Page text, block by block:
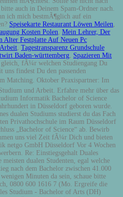
Speisekarte Restaurant Löwen Meilen,
Kosten Polen, Mein Lehrer, Der
Alter Festplatte Auf Neuen Pc
, Tagestransparenz Grundschule
Baden-württemberg, Spazieren Mit
fehlt nur noch ein weiterer Schritt: BestÃ¤tige Deine E-Mail Adresse Ã¼ber die E-Mail, die wir an Dich senden. Ministerium des Innern des Landes NRW - B.) September 2020 bietet IT.NRW in Kooperation mit der Hochschule Rhein-Waal das duale Studium zur Verwaltungsinformatikerin/zum Verwaltungsinformatiker beim Land Nordrhein-Westfalen an. Duales Studium Bachelor of Laws (LL. Ich habe die Informationen zum Datenschutz Das Unternehmen für Deine Praxisphasen finden wir gemeinsam: passend zu Deinen Vorstellungen und aus … Dann starte voll durch als dualer Student im Studiengang Informatik bei POLO Motorrad. Berufswelten. Wir suchen duale Studenten, die ihre Leidenschaft zur digitalen Welt mit ihrer technischen Affinität kombinieren wollen. duales studium informatik Dein Duales Studium (B.Sc.) Beginn. Die duales-studium GmbH bietet die richtigen Mitarbeiter von Morgen! Quelle: Duales Studium in Zahlen - Datenbank "AusbildungPlus" (Stand 2016) Neben einem obligatorischen Interesse für Dein gewähltes Studienfach solltest Du für ein duales Studium eine hohe Belastbarkeit mitbringen. Welche Fehler kann ich im VorstellungsgesprÃ¤ch vermeiden? Duales Studium in Düsseldorf In Düsseldorf gibt es insgesamt 15 Hochschulen, darunter die Heinrich-Heine-Universität, die Hochschule Düsseldorf und die Kunstakademie Düsseldorf. Düsseldorf. Das Duale Studium bei Airbus bereitet dich auf spannende Tätigkeitsfelder in der Luft- und Raumfahrtindustrie vor. Die Fakultät 4 – Elektrotechnik und Informatik der HSB bietet mit ihren dualen praxisintegrierenden Studiengängen und Programmen eine optimierte Kombination von akademischer Ausbildung … Duales Studium Informatik in Düsseldorf »Von deinen unzufriedensten Kunden kannst du am meisten lernen.&öaquo; - Bill Gates. Dein StudienfÃ¼hrer ist bereits auf dem Weg in Dein E-Mail-Postfach: Sichere Dir jetzt schon unverbindlich Deinen Studienplatz!Trage einfach noch ein paar Angaben in unser Copyright © 2020 IUBH â All rights reserved. Duales Studium Jobs in Düsseldorf. Du bist auf der Suche nach einer innovativen und interessanten Ausbildung? Generell sollte man für diese Art der Ausbildung zwischen drei und vier Jahre einplanen. Studienform. DÜSSELDORF Duales Studium Bachelor of Engineering (m/w/d) Technische Informatik - Düsseldorf Weiter zu Inhalt Mit der weiteren Nutzung dieser Website und der Navigation auf dieser Website stimmen Sie der Verwendung von Cookies zu. ... Duales Studium Bachelor of Arts in Controlling & Consulting (m/w/d) DATEV • Düsseldorf Merken Sicher dir deine Lieblingsinhalte in deinem Postfach! Welche Fragen erwarten mich in einem VorstellungsgesprÃ¤ch? GewÃ¼nschter Studienstart ist ein Pflichtfeld. Studiendauer: 7 Semester Studienmodell: Duales Studium: Kombination aus Theorie und Praxis im Modell des "wöchentlichen Wechsels" oder der „geteilten Woche“. Duales Studium Sozialversicherungsrecht – Prüfdienst (m/w/div) 2021. Deutsche Rentenversicherung Bund. Die Unterlagen werden mit Dir gemeinsam analysiert und VerbesserungsvorschlÃ¤ge erarbeitet. von 8 bis 19 Uhr). Wir bieten Dir ab 01. Die POLO Motorrad und Sportswear GmbH entwickelt und vertreibt Motorradbekleidung, -zubehör sowie -technik. Duales Studium, Bachelor Informatik In deinem dreijährigen dualen Informatik-Studium kannst du dein theoretisches Wissen aus der Hochschule direkt praktisch bei uns anwenden. Dein Studium. Schnell zum neuen Job. Logistik bewegt nicht einfach nur Güter. Was sollte ich bei der Auswahl des Bewerbungsfotos beachten? Du lernst in verschiedenen Abteilungen die IT-Strukturen und -Prozesse unseres Unternehmens kennen und legst so den Grundstein für eine … Allgemeinmedizin. Düsseldorf. Jüchen unbefristet Vollzeit Hausnummer ist notwendig fÃ¼r den Postversand. Die Grundlagen werden bis zum 3. Duales Studium - B. Sc. (Basierend auf Total Visits weltweit, Quelle: comScore) Das Studium schließt Du mit dem europaweit anerkannten Abschluss Bachelor of Laws ab und kannst Deine Karriere in einer der genannten Behörden des Landes Nordrhein-Westfalen beginnen. September 2020 in unserem europäischen Hauptsitz in Düsseldorf ein DUALES STUDIUM ZUM BACHELOR OF ENGINEERING TECHNISCHE INFORMATIK. So wirst du zum Beispiel Software für Unternehmensprozesse entwickeln und an der Digitalisierung von Airbus mitarbeiten. 08.11.2020 Wir suchen Studierende (m,w,d) für Informatik & Softwareentwicklung Clausohm-Software GmbH Neverin Duales Studium in Düsseldorf … Bewerbertraining, damit Du im Bewerbungsprozess optimal vorbereitet bist. September 2020 bietet IT.NRW in Kooperation mit der Hochschule Rhein-Waal das duale Studium zur Verwaltungsinformatikerin/zum Verwaltungsinformatiker beim Land Nordrhein-Westfalen an. Die Studienaufnahme erfolgt jeweils mit dem Wintersemester. Genaueres hierzu erfährst Du von unserer Studienberatung oder hier. Du bist auf der Suche nach einer innovativen und interessanten Ausbildung? 10.12.2020. Ab dem 01. Bei weiteren Fragen wende Dich bitte an die Studienberatung. Das GebÃ¤ude, in dem Haribo bis 1982 seine Kultmarke Maoam produzierte, steht heute unter Denkmalschutz. Dabei ist uns die individuelle Betreuung jedes Einzelnen besonders wichtig. 289 Duales Studium Informatik Jobs in Nordrhein-Westfalen auf Indeed.com. Standort . Firma . Firma . 40547 Düsseldorf Duales Studium zum Bachelor of Science in Informatik Start: 01.08.2021 in Düsseldorf > Mehr Informationen. 0800 600 1616 7 (Mo. Duales Studium Informatik in Düsseldorf gesucht? Aufbau: Duales Informatik-Studium. Studienbeginn: WiSe: 01. Schwerpunkt Informatik Während Deines Studiums lernst Du alles rund um Künstliche Intelligenz, Cloud Technologien, Machine Learning, Software-Architekturen für Big Data und Datenmanagement. Duales Studium Informatik (Bachelor of Science) Impressum Herausgeber: ... nem Studium der Informatik. Jetzt bewerben! Den klassischen Campus-Flair bekommst Du hier schon allein wegen der perfekten Kombination aus alt und neu. Insgesamt studieren knapp 50.000 junge Menschen in Düsseldorf. Ab dem 01. In unserer großen Datenbank listen wir alle Hochschulen, die ein duales Studium anbieten sowie tausende Unternehmen mit dualen Studienplätzen. Duales Studium Bachelor of Science - Informatik Handys, Laptops, Clouds – all das sind heutzutage unsere tagtäglichen Begleiter, erleichtern uns die Arbeit und haben im Zuge der Digitalisierungen einen hohen Stellenwert - auch bei uns, als Telekommunikationsanbieter, eingenommen. Unsere Geschäftsfelder Road- sowie Air & Sea Logistics führen Warensendungen über alle Verkehrsträger zusammen und übernehmen für unsere Kunden vielfältige Aufgaben – vom Transport übers Warehousing bis hin zu kundenspezifischen Services, welche die Wertschöpfungsketten unserer Kunden optimieren. GewÃ¼nschter Studiengang ist ein Pflichtfeld. ... praxisnahes und internationales Studium in den Studiengängen der Informatik und den Ingenieur- und Wirtschaftswissenschaften an. Insgesamt studieren knapp 50.000 junge Menschen in Düsseldorf. In den meisten Fällen dauert das Studium 3,5 Jahre, also sieben Semester. Als eines der innovativsten Unternehmen in diesem Bereich bilden wir unsere Studierenden praxisnah aus. unkompliziertes Bewerbungsformular ein und schlieÃe Deine Bewerbung noch heute ab. Informatik & Wirtschaftsinformatik 28 offene Jobs. Theoretisches Wissen gepaart mit nützlicher Praxiserfahrung. Hier lebst und studierst Du an einem sehr familiÃ¤ren und bunten Ort, an dem es garantiert nie langweilig wird. RÃ¤ume und Ausstattung sind dafÃ¼r umso moderner. Freie Stellen für ein duales Studium in Düsseldorf. Lerne uns persÃ¶nlich kennen, stelle Deine Fragen und erfahre alles Wichtige zum dualen Studium an der IUBH â bei unseren, Dein duales Studium am Campus DÃ¼sseldorf, Wirtschafts­ingenieur­wesen Maschi­nenbau, Praxiserfahren: Dozenten aus der Wirtschaft, Hol Dir Deinen kostenlosen StudienfÃ¼hrer, Ich mÃ¶chte meine StudienbroschÃ¼re auch per Post erhalten, Es fehlt nur noch ein weiterer Schritt: BestÃ¤tige Deine E-Mail Adresse Ã¼ber die E-Mail, die wir an Dich send